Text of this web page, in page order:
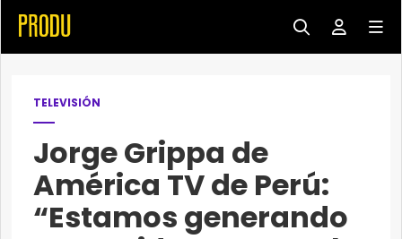
TELEVISIÓN
Jorge Grippa de
América TV de Perú:
“Estamos generando